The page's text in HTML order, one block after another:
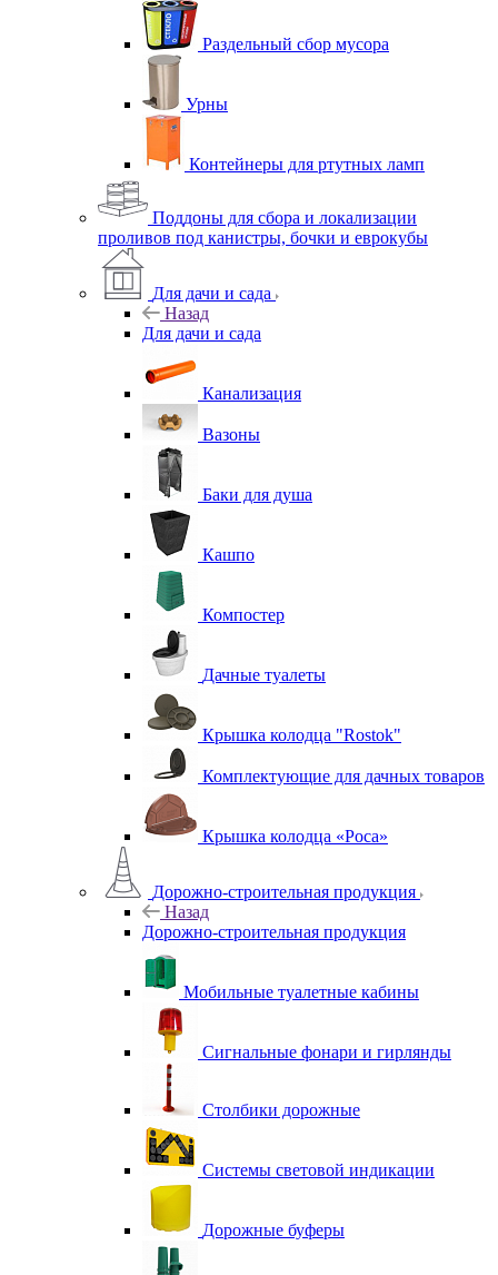
Раздельный сбор мусора
Урны
Контейнеры для ртутных ламп
Поддоны для сбора и локализации
проливов под канистры, бочки и еврокубы
Для дачи и сада
Назад
Для дачи и сада
Канализация
Вазоны
Баки для душа
Кашпо
Компостер
Дачные туалеты
Крышка колодца "Rostok"
Комплектующие для дачных товаров
Крышка колодца «Роса»
Дорожно-строительная продукция
Назад
Дорожно-строительная продукция
Мобильные туалетные кабины
Сигнальные фонари и гирлянды
Столбики дорожные
Системы световой индикации
Дорожные буферы